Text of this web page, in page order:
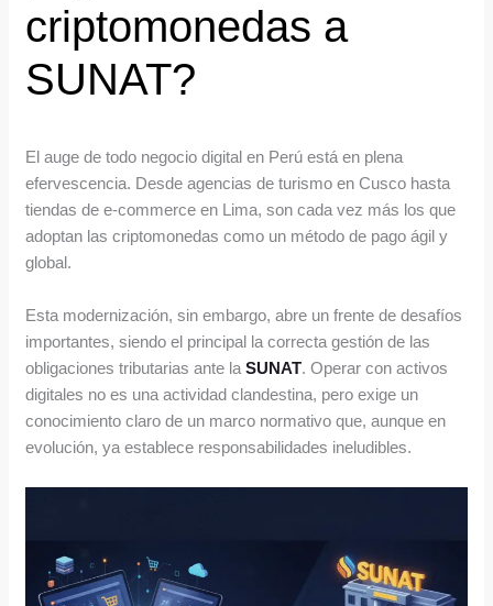
criptomonedas a
SUNAT?
El auge de todo negocio digital en Perú está en plena
efervescencia. Desde agencias de turismo en Cusco hasta
tiendas de e-commerce en Lima, son cada vez más los que
adoptan las criptomonedas como un método de pago ágil y
global.
Esta modernización, sin embargo, abre un frente de desafíos
importantes, siendo el principal la correcta gestión de las
obligaciones tributarias ante laSUNAT. Operar con activos
digitales no es una actividad clandestina, pero exige un
conocimiento claro de un marco normativo que, aunque en
evolución, ya establece responsabilidades ineludibles.